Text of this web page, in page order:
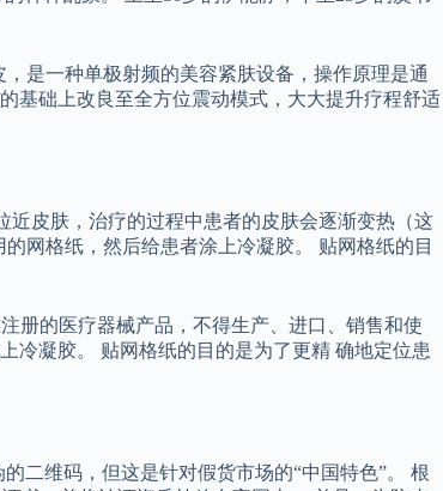
是一种单极射频的美容紧肤设备，操作原理是通
基础上改良至全方位震动模式，大大提升疗程舒适
皮肤，治疗的过程中患者的皮肤会逐渐变热（这
网格纸，然后给患者涂上冷凝胶。 贴网格纸的目
册的医疗器械产品，不得生产、进口、销售和使
冷凝胶。 贴网格纸的目的是为了更精 确地定位患
二维码，但这是针对假货市场的“中国特色”。 根